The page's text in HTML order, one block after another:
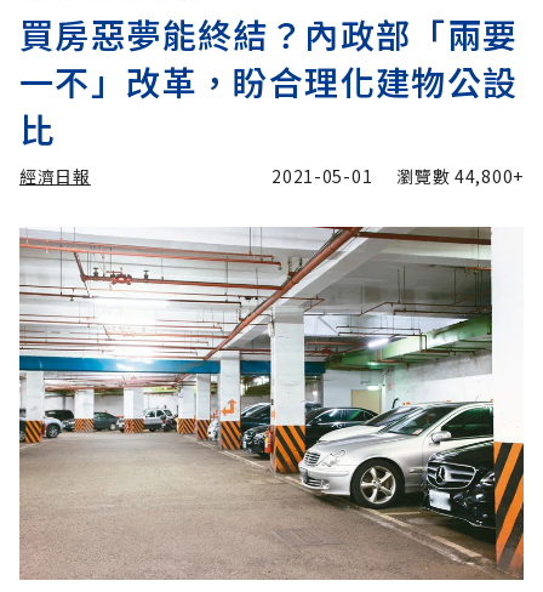
買房惡夢能終結？內政部「兩要
一不」改革，盼合理化建物公設
比
經濟日報 2021-05-01 瀏覽數44,800+